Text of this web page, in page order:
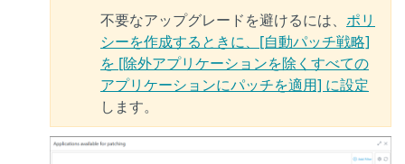
不要なアップグレードを避けるには、 ポリ
シーを作成するときに、[自動パッチ戦略]
を [除外アプリケーションを除くすべての
アプリケーションにパッチを適用] に設定
します。